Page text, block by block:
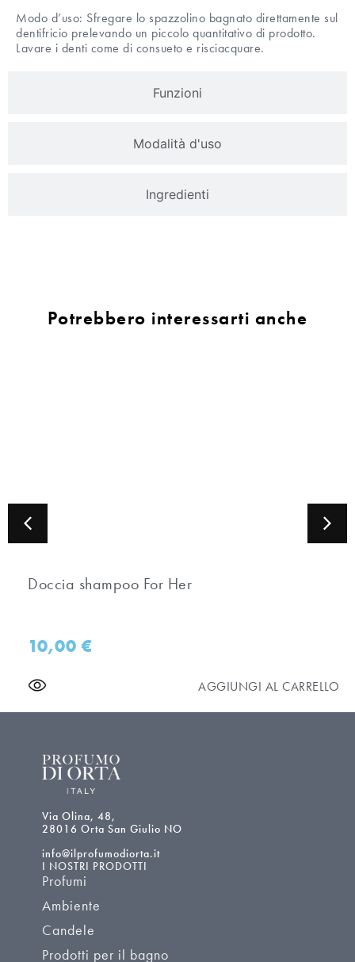
Funzioni
Modalità d'uso
Ingredienti
Modo d’uso: Sfregare lo spazzolino bagnato direttamente sul
dentifricio prelevando un piccolo quantitativo di prodotto.
Lavare i denti come di consueto e risciacquare.
Potrebbero interessarti anche
Doccia shampoo For Her
10,00€
AGGIUNGI AL CARRELLO
Via Olina, 48,
28016 Orta San Giulio NO
info@ilprofumodiorta.it
I NOSTRI PRODOTTI
Profumi
Ambiente
Candele
Prodotti per il bagno